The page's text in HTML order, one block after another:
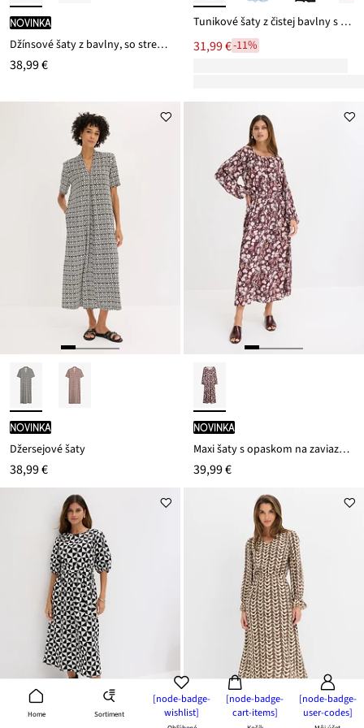
Home Sortiment
[node-badge-
wishlist]
[node-badge-
cart-items]
[node-badge-
user-codes]
novinka
Džínsové šaty z bavlny, so strečom
38,99 €
Tunikové šaty z čistej bavlny s dierkovanou výšivkou
31,99 €-11%
novinka
Džersejové šaty
38,99 €
novinka
Maxi šaty s opaskom na zaviazanie
39,99 €